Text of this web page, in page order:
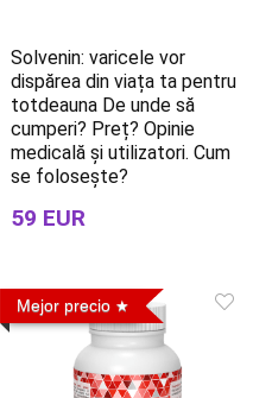
Solvenin: varicele vor
dispărea din viața ta pentru
totdeauna De unde să
cumperi? Preț? Opinie
medicală și utilizatori. Cum
se folosește?
59 EUR
Mejor precio